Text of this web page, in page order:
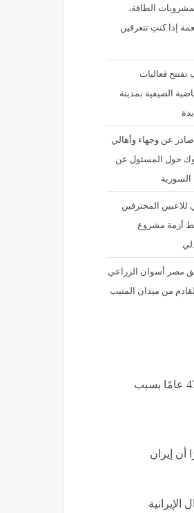
الطاقة،
10 أطعمة إذا كنتِ تتعرقين
تفتتح فعاليات
الصيفية بمدينة
صادر عن وجهاء وأهالي
حول المسئول عن
السورية
للاعبين المحترفين
أزمة مشروع
مصر أسوان الزراعي
من ميدان المنيب
واعتبر الرئيس الأمريكي أن إيران "مارست البلطجة في الشرق الأوسط وضدنا طوال 47 عامًا بسبب
أن إيران